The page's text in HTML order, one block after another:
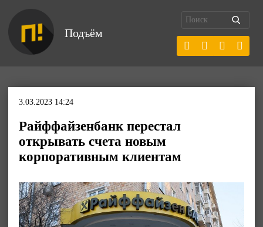
Подъём
3.03.2023 14:24
Райффайзенбанк перестал
открывать счета новым
корпоративным клиентам